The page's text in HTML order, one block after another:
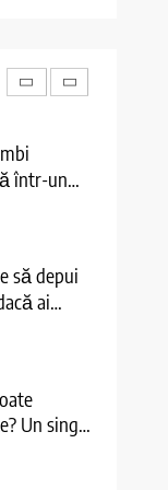
într-un
să depui
ai
Un singur
îl